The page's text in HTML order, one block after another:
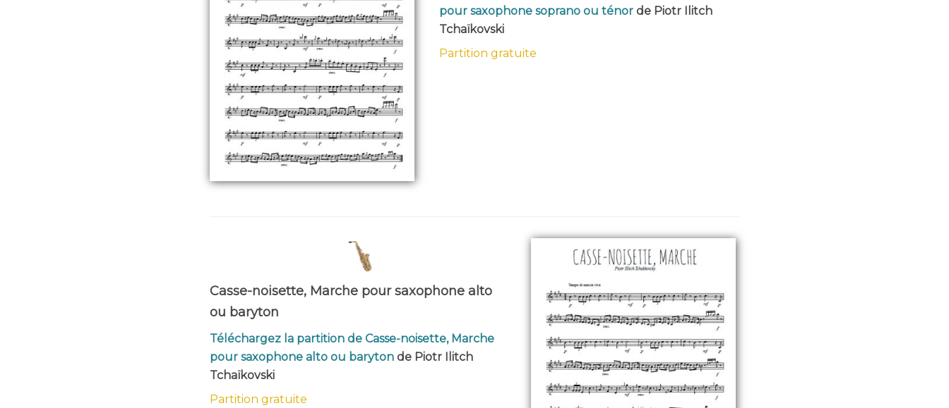
pour saxophone soprano ou ténor de Piotr Ilitch
Tchaïkovski
Partition gratuite
Casse-noisette, Marche pour saxophone alto
ou baryton
Téléchargez la partition de Casse-noisette, Marche
pour saxophone alto ou baryton de Piotr Ilitch
Tchaïkovski
Partition gratuite